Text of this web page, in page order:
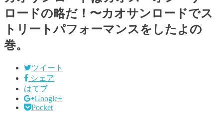
ロードの略だ！〜カオサンロードでス
トリートパフォーマンスをしたよの
巻。
ツイート
シェア
はてブ
Google+
Pocket